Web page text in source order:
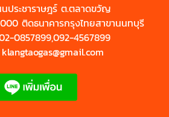
ประชาราษฎร์ ต.ตลาดขวัญ
ติดธนาคารกรุงไทยสาขานนทบุรี
0857899,092-4567899